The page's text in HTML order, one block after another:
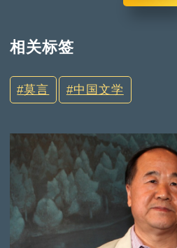
相关标签
莫言 中国文学